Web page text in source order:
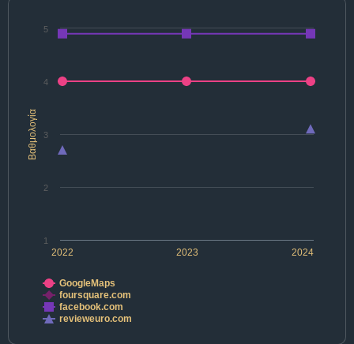
Βαθμολογία
2022 2023 2024
1
2
3
4
5
GoogleMaps
foursquare.com
facebook.com
revieweuro.com